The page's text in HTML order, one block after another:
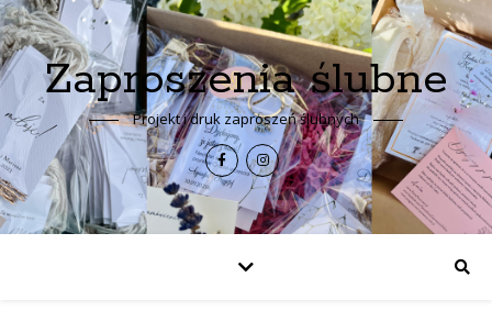
Zaproszenia ślubne
Projekt i druk zaproszeń ślubnych